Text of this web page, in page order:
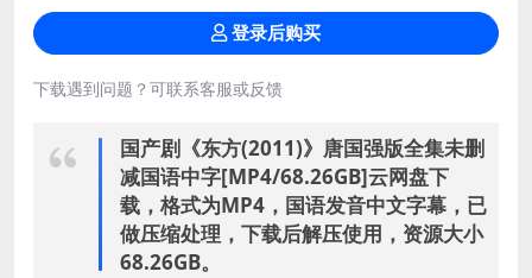
登录后购买
下载遇到问题？可联系客服或反馈
国产剧《东方(2011)》唐国强版全集未删
减国语中字[MP4/68.26GB]云网盘下
载，格式为MP4，国语发音中文字幕，已
做压缩处理，下载后解压使用，资源大小
68.26GB。